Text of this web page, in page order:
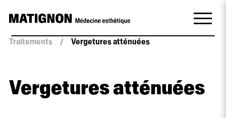
Traitements / Vergetures atténuées
Vergetures atténuées